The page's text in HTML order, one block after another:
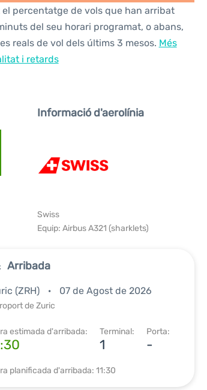
el percentatge de vols que han arribat
del seu horari programat, o abans,
reals de vol dels últims 3 mesos. Més
i retards
Informació d'aerolínia
Swiss
Equip: Airbus A321 (sharklets)
Arribada
(ZRH) 07 de Agost de 2026
de Zuric
estimada d'arribada: Terminal:
1
Porta:
-
planificada d'arribada: 11:30